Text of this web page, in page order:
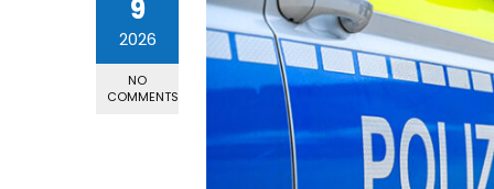
9
2026
NO
COMMENTS